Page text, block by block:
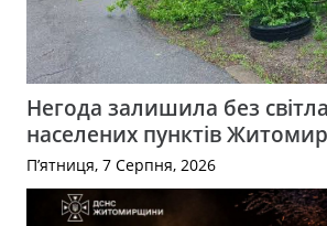
Негода залишила без
населених пунктів
П’ятниця, 7 Серпня, 2026